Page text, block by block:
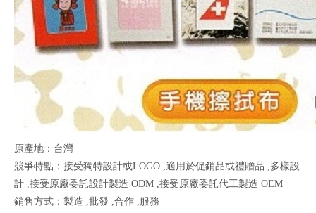
原產地：台灣
競爭特點：接受獨特設計或LOGO ,適用於促銷品或禮贈品 ,多樣設
計 ,接受原廠委託設計製造 ODM ,接受原廠委託代工製造 OEM
銷售方式：製造 ,批發 ,合作 ,服務